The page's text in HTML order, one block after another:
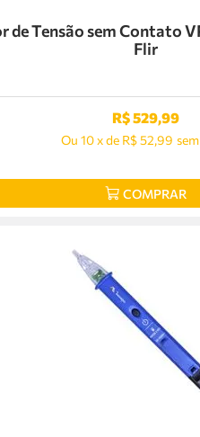
de Tensão sem Contato
Flir
R$529,99
Ou 10xde R$ 52,99
COMPRAR